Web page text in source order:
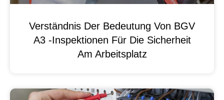
Verständnis Der Bedeutung Von BGV
A3 -Inspektionen Für Die Sicherheit
Am Arbeitsplatz